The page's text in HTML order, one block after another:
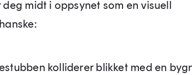
midt i oppsynet som en visuell
kolliderer blikket med en